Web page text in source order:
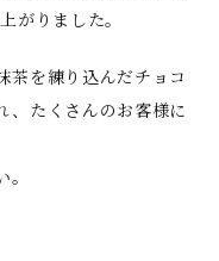
がりました。
茶を練り込んだチョコ
、たくさんのお客様に